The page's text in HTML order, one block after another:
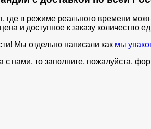
где в режиме реального времени
и доступное к заказу количество
Мы отдельно написали как мы
с нами, то заполните, пожалуйста,